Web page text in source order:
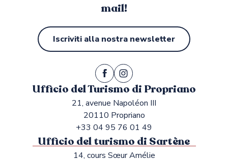
mail!
Iscriviti alla nostra newsletter
Ufficio del Turismo di Propriano
21, avenue Napoléon III
20110 Propriano
+33 04 95 76 01 49
Ufficio del turismo di Sartène
14, cours Sœur Amélie